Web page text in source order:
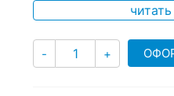
- Количество
+